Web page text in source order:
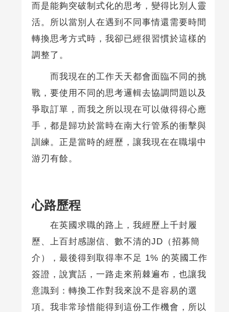
而是能夠突破制式化的思考，變得比別人靈
活。所以當別人在遇到不同事情還需要時間
轉換思考方式時，我卻已經很習慣於這樣的
調整了。
而我現在的工作天天都會面臨不同的挑
戰，要使用不同的思考邏輯去協調問題以及
爭取訂單，而我之所以現在可以做得得心應
手，都是歸功於當時在南大行管系的衝擊與
訓練。正是當時的經歷，讓我現在在職場中
游刃有餘。
心路歷程
在英國求職的路上，我經歷上千封履
歷、上百封感謝信、數不清的JD（招募簡
介），最後得到取得率不足 1% 的英國工作
簽證，說實話，一路走來荊棘遍布，也讓我
意識到：轉換工作對我來說不是容易的選
項。我非常珍惜能得到這份工作機會，所以